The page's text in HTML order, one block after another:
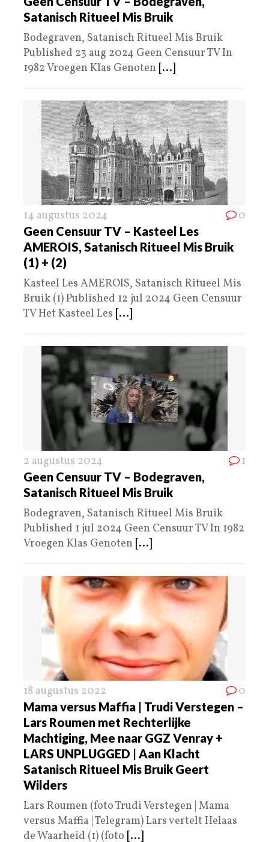
Satanisch Ritueel Mis Bruik
Bodegraven, Satanisch Ritueel Mis Bruik
Published 23 aug 2024 Geen Censuur TV In
1982 Vroegen Klas Genoten [...]
14 augustus 2024 0
Geen Censuur TV – Kasteel Les
AMEROIS, Satanisch Ritueel Mis Bruik
(1) + (2)
Kasteel Les AMEROIS, Satanisch Ritueel Mis
Bruik (1) Published 12 jul 2024 Geen Censuur
TV Het Kasteel Les [...]
2 augustus 2024 1
Geen Censuur TV – Bodegraven,
Satanisch Ritueel Mis Bruik
Bodegraven, Satanisch Ritueel Mis Bruik
Published 1 jul 2024 Geen Censuur TV In 1982
Vroegen Klas Genoten [...]
18 augustus 2022 0
Mama versus Maffia | Trudi Verstegen –
Lars Roumen met Rechterlijke
Machtiging, Mee naar GGZ Venray +
LARS UNPLUGGED | Aan Klacht
Satanisch Ritueel Mis Bruik Geert
Wilders
Lars Roumen (foto Trudi Verstegen | Mama
versus Maffia | Telegram) Lars vertelt Helaas
de Waarheid (1) (foto [...]